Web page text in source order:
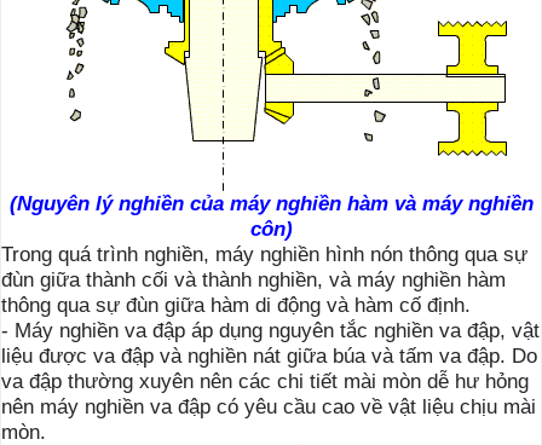
(Nguyên lý nghiền của máy nghiền hàm và máy nghiền
côn)
Trong quá trình nghiền, máy nghiền hình nón thông qua sự
đùn giữa thành cối và thành nghiền, và máy nghiền hàm
thông qua sự đùn giữa hàm di động và hàm cố định.
- Máy nghiền va đập áp dụng nguyên tắc nghiền va đập, vật
liệu được va đập và nghiền nát giữa búa và tấm va đập. Do
va đập thường xuyên nên các chi tiết mài mòn dễ hư hỏng
nên máy nghiền va đập có yêu cầu cao về vật liệu chịu mài
mòn.